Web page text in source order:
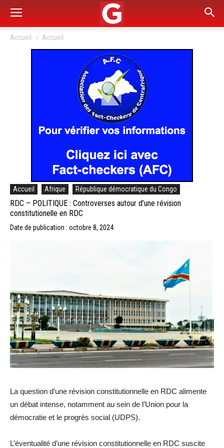
Accueil Accueil
Accueil Afrique République démocratique du Congo
RDC – POLITIQUE : Controverses autour d’une révision
constitutionelle en RDC
Date de publication : octobre 8, 2024
La question d’une révision constitutionnelle en RDC alimente
un débat intense, notamment au sein de l’Union pour la
démocratie et le progrès social (UDPS).
L’éventualité d’une révision constitutionnelle en RDC suscite